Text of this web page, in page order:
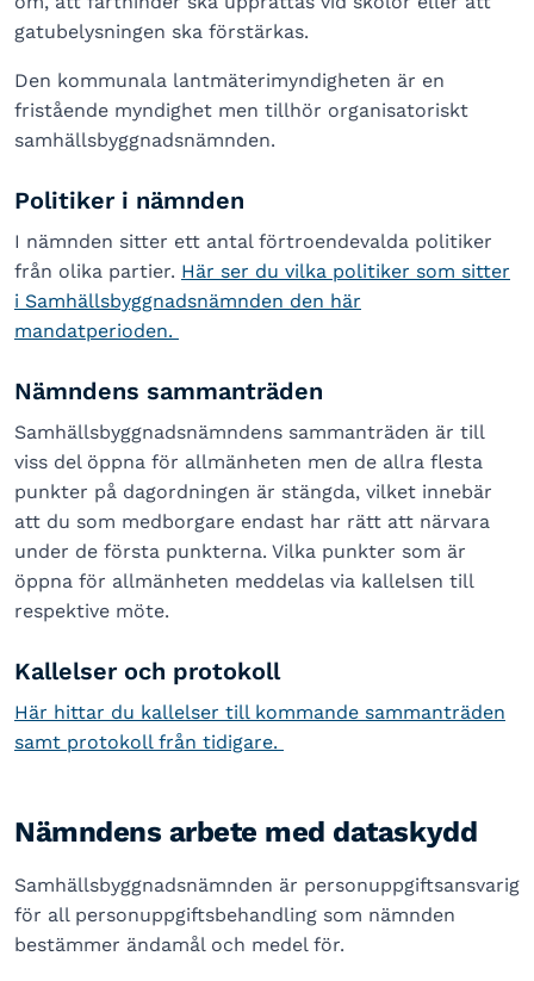
gatubelysningen ska förstärkas.
Den kommunala lantmäterimyndigheten är en
fristående myndighet men tillhör organisatoriskt
samhällsbyggnadsnämnden.
Politiker i nämnden
I nämnden sitter ett antal förtroendevalda politiker
från olika partier. Här ser du vilka politiker som sitter
i Samhällsbyggnadsnämnden den här
mandatperioden.
Nämndens sammanträden
Samhällsbyggnadsnämndens sammanträden är till
viss del öppna för allmänheten men de allra flesta
punkter på dagordningen är stängda, vilket innebär
att du som medborgare endast har rätt att närvara
under de första punkterna. Vilka punkter som är
öppna för allmänheten meddelas via kallelsen till
respektive möte.
Kallelser och protokoll
Här hittar du kallelser till kommande sammanträden
samt protokoll från tidigare.
Nämndens arbete med dataskydd
Samhällsbyggnadsnämnden är personuppgiftsansvarig
för all personuppgiftsbehandling som nämnden
bestämmer ändamål och medel för.